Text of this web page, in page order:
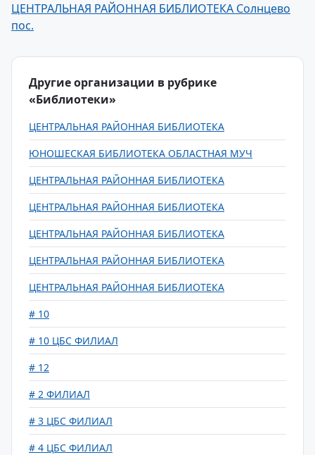
ЦЕНТРАЛЬНАЯ РАЙОННАЯ БИБЛИОТЕКА Солнцево
пос.
Другие организации в рубрике
«Библиотеки»
ЦЕНТРАЛЬНАЯ РАЙОННАЯ БИБЛИОТЕКА
ЮНОШЕСКАЯ БИБЛИОТЕКА ОБЛАСТНАЯ МУЧ
ЦЕНТРАЛЬНАЯ РАЙОННАЯ БИБЛИОТЕКА
ЦЕНТРАЛЬНАЯ РАЙОННАЯ БИБЛИОТЕКА
ЦЕНТРАЛЬНАЯ РАЙОННАЯ БИБЛИОТЕКА
ЦЕНТРАЛЬНАЯ РАЙОННАЯ БИБЛИОТЕКА
ЦЕНТРАЛЬНАЯ РАЙОННАЯ БИБЛИОТЕКА
# 10
# 10 ЦБС ФИЛИАЛ
# 12
# 2 ФИЛИАЛ
# 3 ЦБС ФИЛИАЛ
# 4 ЦБС ФИЛИАЛ